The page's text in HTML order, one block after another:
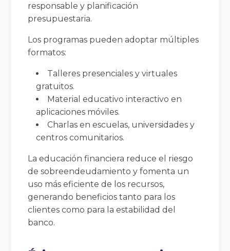
responsable y planificación
presupuestaria.
Los programas pueden adoptar múltiples
formatos:
Talleres presenciales y virtuales
gratuitos.
Material educativo interactivo en
aplicaciones móviles.
Charlas en escuelas, universidades y
centros comunitarios.
La educación financiera reduce el riesgo
de sobreendeudamiento y fomenta un
uso más eficiente de los recursos,
generando beneficios tanto para los
clientes como para la estabilidad del
banco.